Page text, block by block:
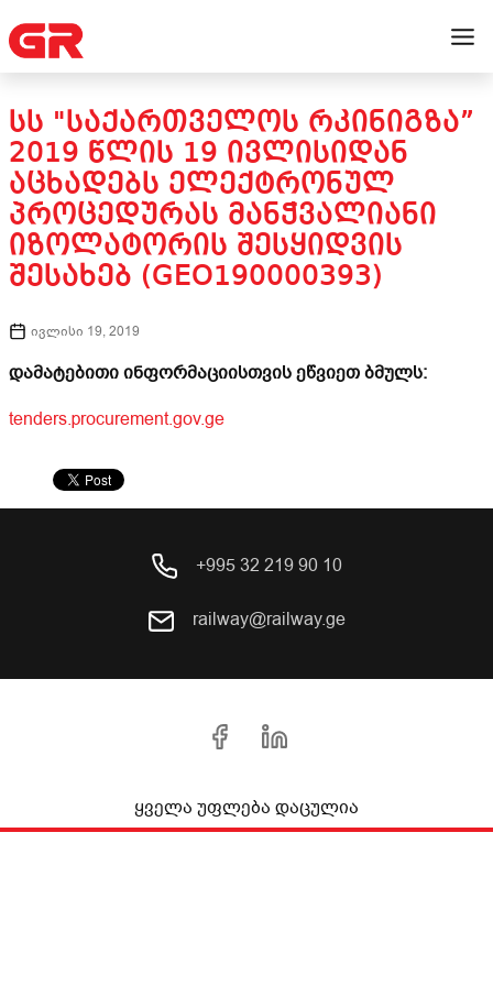
ᲡᲡ "ᲡᲐᲥᲐᲠᲗᲕᲔᲚᲝᲡ ᲠᲙᲘᲜᲘᲒᲖᲐ”
2019 ᲬᲚᲘᲡ 19 ᲘᲕᲚᲘᲡᲘᲓᲐᲜ
ᲐᲪᲮᲐᲓᲔᲑᲡ ᲔᲚᲔᲥᲢᲠᲝᲜᲣᲚ
ᲞᲠᲝᲪᲔᲓᲣᲠᲐᲡ ᲛᲐᲜᲭᲕᲐᲚᲘᲐᲜᲘ
ᲘᲖᲝᲚᲐᲢᲝᲠᲘᲡ ᲨᲔᲡᲧᲘᲓᲕᲘᲡ
ᲨᲔᲡᲐᲮᲔᲑ (GEO190000393)
ივლისი 19, 2019
დამატებითი ინფორმაციისთვის ეწვიეთ ბმულს:
tenders.procurement.gov.ge
+995 32 219 90 10
railway@railway.ge
ყველა უფლება დაცულია